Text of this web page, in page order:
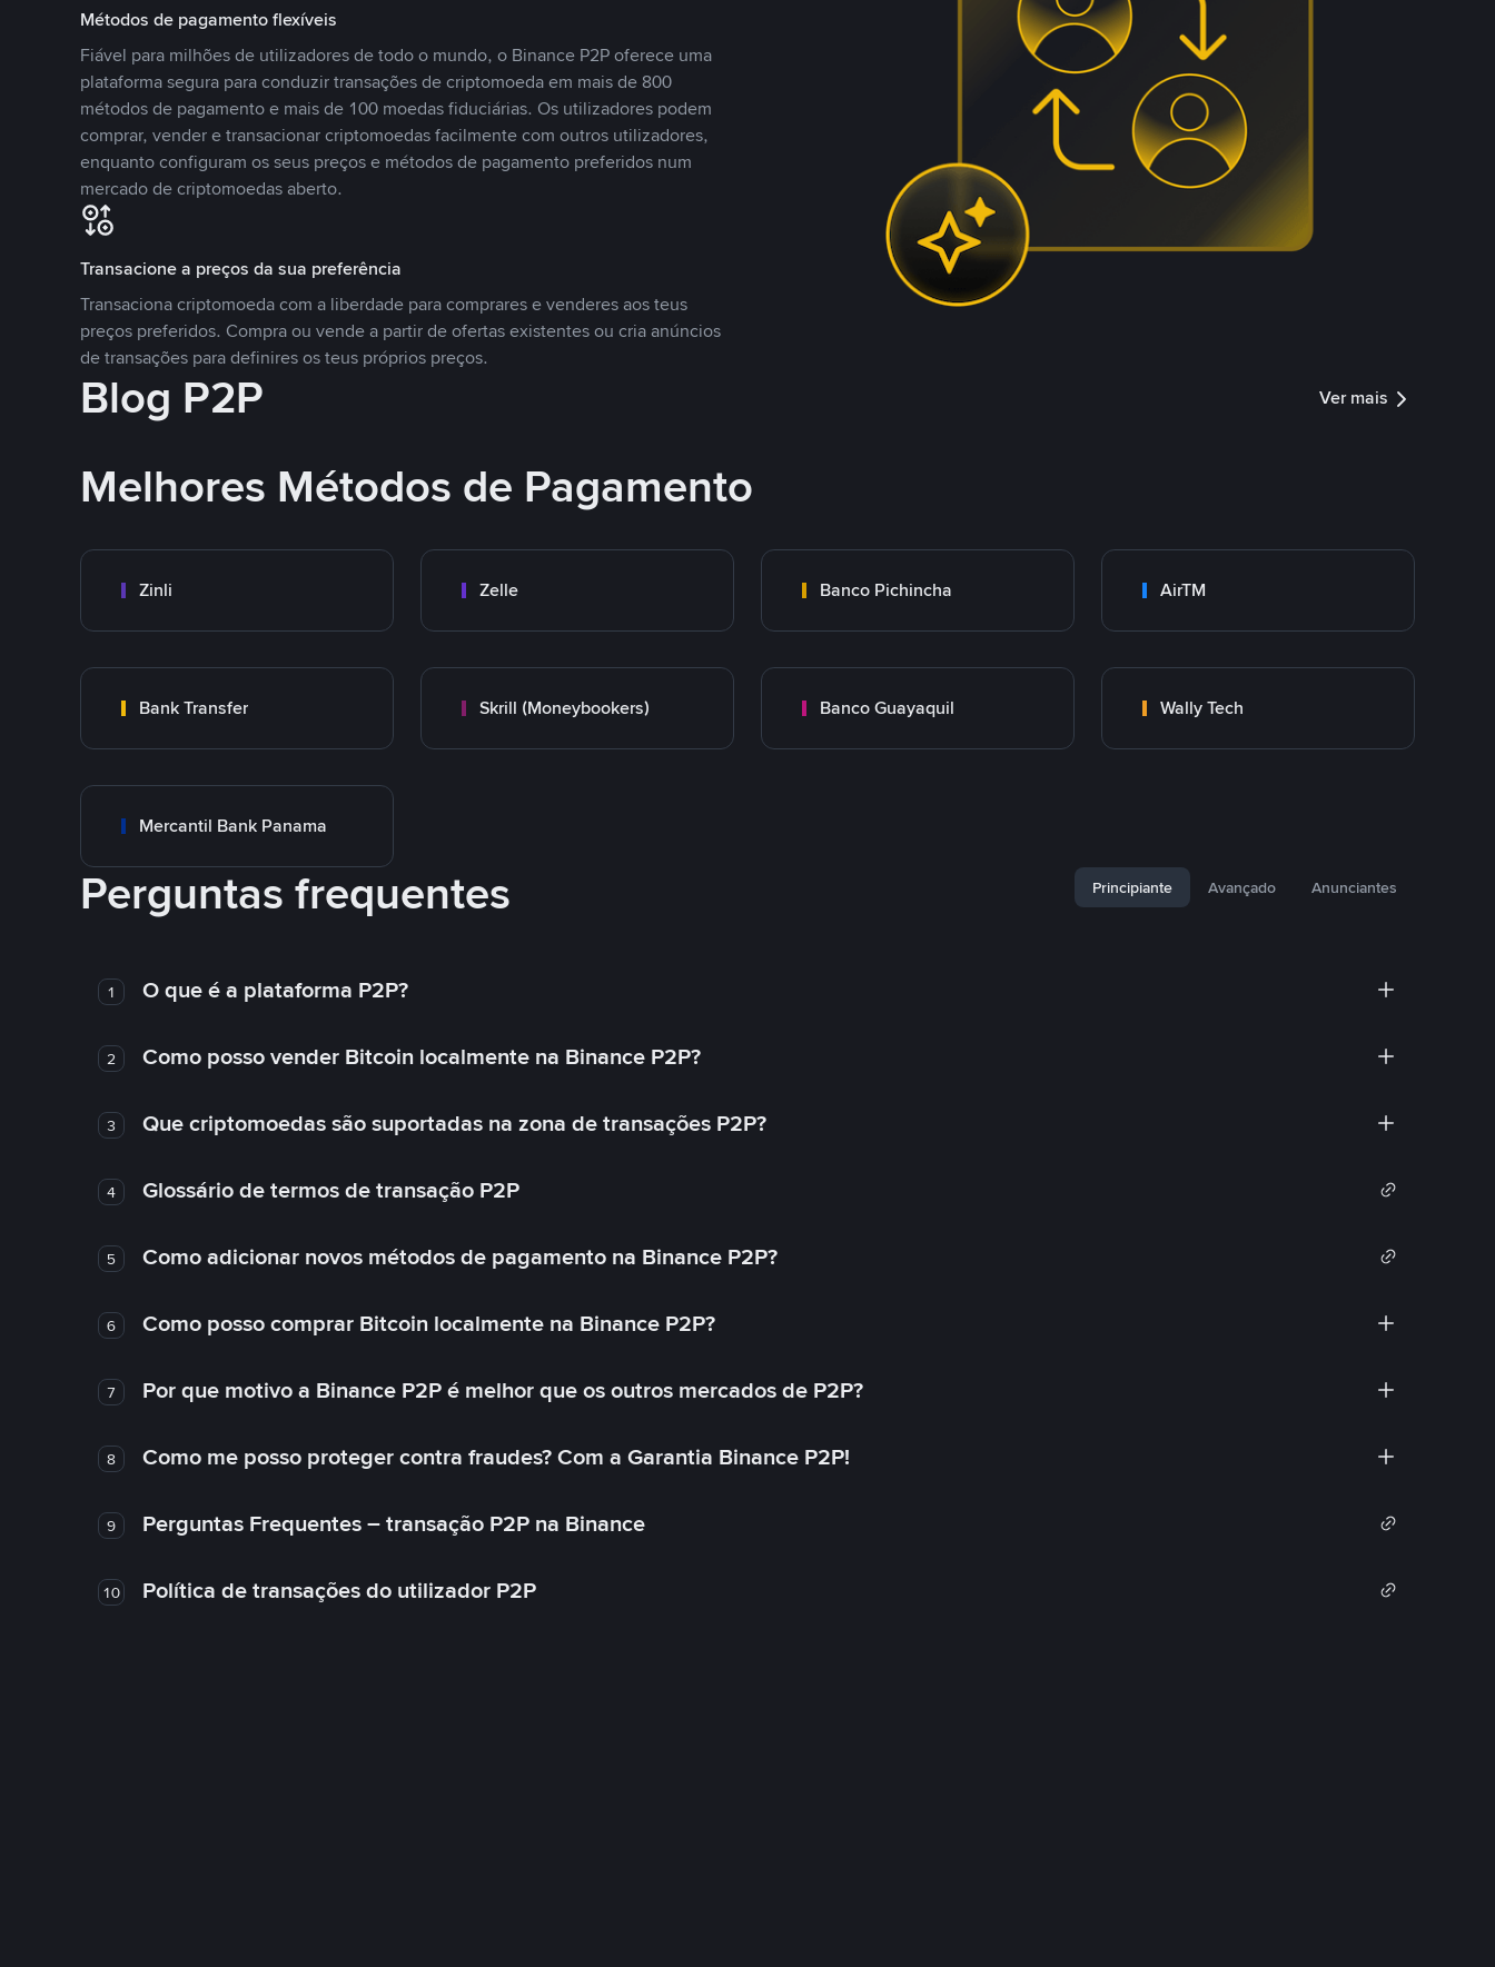
Métodos de pagamento flexíveis
Fiável para milhões de utilizadores de todo o mundo, o Binance P2P oferece uma
plataforma segura para conduzir transações de criptomoeda em mais de 800
métodos de pagamento e mais de 100 moedas fiduciárias. Os utilizadores podem
comprar, vender e transacionar criptomoedas facilmente com outros utilizadores,
enquanto configuram os seus preços e métodos de pagamento preferidos num
mercado de criptomoedas aberto.
Transacione a preços da sua preferência
Transaciona criptomoeda com a liberdade para comprares e venderes aos teus
preços preferidos. Compra ou vende a partir de ofertas existentes ou cria anúncios
de transações para definires os teus próprios preços.
Blog P2P Ver mais
Melhores Métodos de Pagamento
Zinli Zelle Banco Pichincha AirTM
Bank Transfer Skrill (Moneybookers) Banco Guayaquil Wally Tech
Mercantil Bank Panama
Perguntas frequentes Principiante Avançado Anunciantes
1 O que é a plataforma P2P?
2 Como posso vender Bitcoin localmente na Binance P2P?
3 Que criptomoedas são suportadas na zona de transações P2P?
4 Glossário de termos de transação P2P
5 Como adicionar novos métodos de pagamento na Binance P2P?
6 Como posso comprar Bitcoin localmente na Binance P2P?
7 Por que motivo a Binance P2P é melhor que os outros mercados de P2P?
8 Como me posso proteger contra fraudes? Com a Garantia Binance P2P!
9 Perguntas Frequentes – transação P2P na Binance
10 Política de transações do utilizador P2P